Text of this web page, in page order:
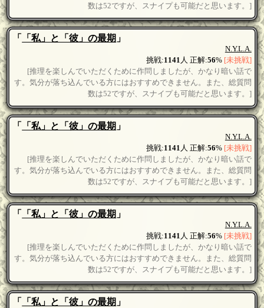
数は52ですが、スナイプも可能だと思います。]
「 「私」と「彼」の最期 」
N.Y.L.A.
挑戦:1141 人 正解:56% [未挑戦]
[推理を楽しんでいただくために作問しましたが、かなり暗い話で
す。気分が落ち込んでいる方にはおすすめできません。また、総質問
数は52ですが、スナイプも可能だと思います。]
「 「私」と「彼」の最期 」
N.Y.L.A.
挑戦:1141 人 正解:56% [未挑戦]
[推理を楽しんでいただくために作問しましたが、かなり暗い話で
す。気分が落ち込んでいる方にはおすすめできません。また、総質問
数は52ですが、スナイプも可能だと思います。]
「 「私」と「彼」の最期 」
N.Y.L.A.
挑戦:1141 人 正解:56% [未挑戦]
[推理を楽しんでいただくために作問しましたが、かなり暗い話で
す。気分が落ち込んでいる方にはおすすめできません。また、総質問
数は52ですが、スナイプも可能だと思います。]
「 「私」と「彼」の最期 」